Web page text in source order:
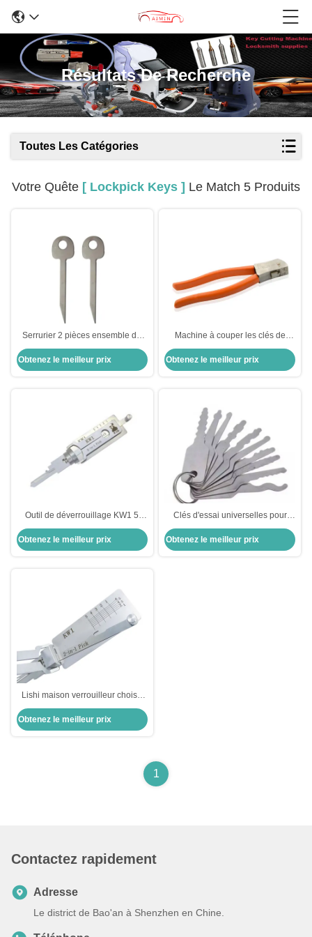
Résultats De Recherche
Toutes Les Catégories
Votre Quête [ Lockpick Keys ] Le Match 5 Produits
Serrurier 2 pièces ensemble de
mot de passe cadenas ouverts
outils de verrouillage serrurerie
clés kit de formation de serrurier
Obtenez le meilleur prix
Machine à couper les clés de
voiture Lishi 2 en 1 ciseaux clés
pince-clés toutes serrures
serrures Serrurier professionnel
Obtenez le meilleur prix
Outil de déverrouillage KW1 5
épingles 2 en 1
Obtenez le meilleur prix
Clés d'essai universelles pour
serrurier serrure personnalisée
sélectionner ensemble d'outils de
sélection de serrure 10 Les deux
Obtenez le meilleur prix
Lishi maison verrouilleur choisir
argent fermeture de porte en acier
inoxydable Lishi 2in1 choisit outil
Kw1 Lockpick Set décodeur
Obtenez le meilleur prix
1
Contactez rapidement
Adresse
Le district de Bao'an à Shenzhen en Chine.